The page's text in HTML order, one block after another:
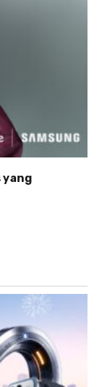
yang